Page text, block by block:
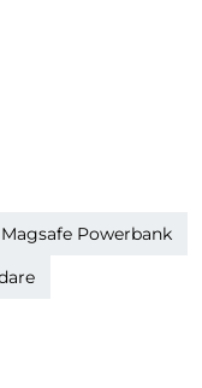
Magsafe Powerbank